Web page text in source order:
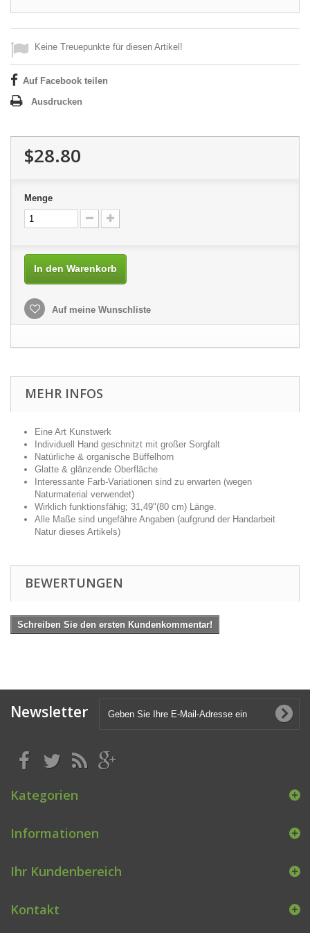
Keine Treuepunkte für diesen Artikel!
Auf Facebook teilen
Ausdrucken
$28.80
Menge
In den Warenkorb
Auf meine Wunschliste
MEHR INFOS
Eine Art Kunstwerk
Individuell Hand geschnitzt mit großer Sorgfalt
Natürliche & organische Büffelhorn
Glatte & glänzende Oberfläche
Interessante Farb-Variationen sind zu erwarten (wegen
Naturmaterial verwendet)
Wirklich funktionsfähig; 31,49"(80 cm) Länge.
Alle Maße sind ungefähre Angaben (aufgrund der Handarbeit
Natur dieses Artikels)
BEWERTUNGEN
Schreiben Sie den ersten Kundenkommentar!
Newsletter
Kategorien
Informationen
Ihr Kundenbereich
Kontakt